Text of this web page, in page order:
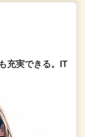
充実できる。IT